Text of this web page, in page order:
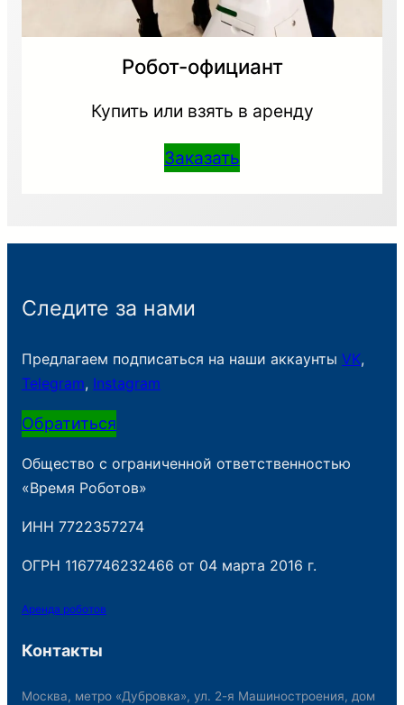
Робот-официант
Купить или взять в аренду
Заказать
Следите за нами
Предлагаем подписаться на наши аккаунты VK,
Telegram, Instagram
Обратиться
Общество с ограниченной ответственностью
«Время Роботов»
ИНН 7722357274
ОГРН 1167746232466 от 04 марта 2016 г.
Аренда роботов
Контакты
Москва, метро «Дубровка», ул. 2-я Машиностроения, дом